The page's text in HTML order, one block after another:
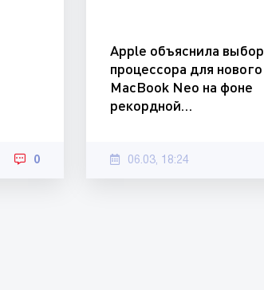
0
Apple объяснила выбор
процессора для нового
MacBook Neo на фоне
рекордной…
06.03, 18:24